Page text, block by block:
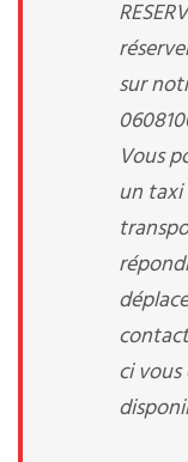
sur
Vous
un taxi
ci